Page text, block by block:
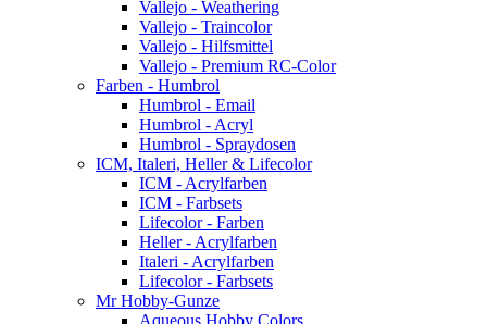
Vallejo - Weathering
Vallejo - Traincolor
Vallejo - Hilfsmittel
Vallejo - Premium RC-Color
Farben - Humbrol
Humbrol - Email
Humbrol - Acryl
Humbrol - Spraydosen
ICM, Italeri, Heller & Lifecolor
ICM - Acrylfarben
ICM - Farbsets
Lifecolor - Farben
Heller - Acrylfarben
Italeri - Acrylfarben
Lifecolor - Farbsets
Mr Hobby-Gunze
Aqueous Hobby Colors